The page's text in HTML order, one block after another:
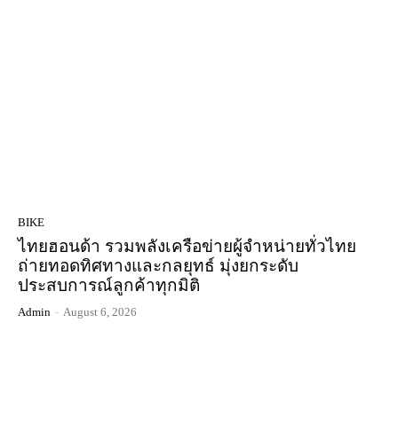
BIKE
ไทยฮอนด้า รวมพลังเครือข่ายผู้จำหน่ายทั่วไทย
ถ่ายทอดทิศทางและกลยุทธ์ มุ่งยกระดับ
ประสบการณ์ลูกค้าทุกมิติ
Admin - August 6, 2026